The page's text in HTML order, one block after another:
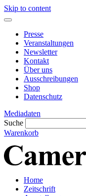
Skip to content
Presse
Veranstaltungen
Newsletter
Kontakt
Über uns
Ausschreibungen
Shop
Datenschutz
Mediadaten
Suche
Warenkorb
Home
Zeitschrift